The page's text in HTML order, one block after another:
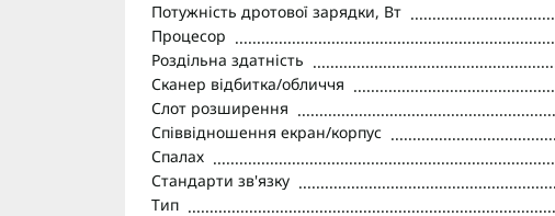
Потужність дротової зарядки, Вт
Процесор
Роздільна здатність
Сканер відбитка/обличчя
Слот розширення
Співвідношення екран/корпус
Спалах
Стандарти зв'язку
Тип